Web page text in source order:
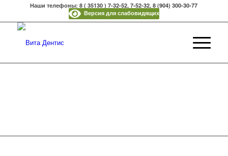
Наши телефоны: 8 ( 35130 ) 7-32-52, 7-52-32, 8 (904) 300-30-77
Версия для слабовидящих